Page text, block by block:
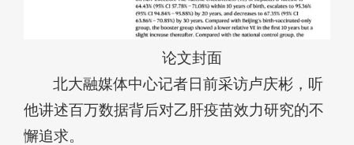
论文封面
北大融媒体中心记者日前采访卢庆彬，听
他讲述百万数据背后对乙肝疫苗效力研究的不
懈追求。